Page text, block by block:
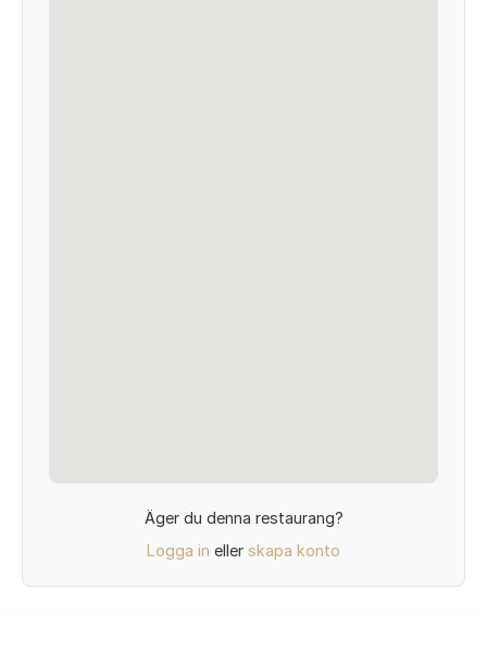
Äger du denna restaurang?
Logga in eller skapa konto